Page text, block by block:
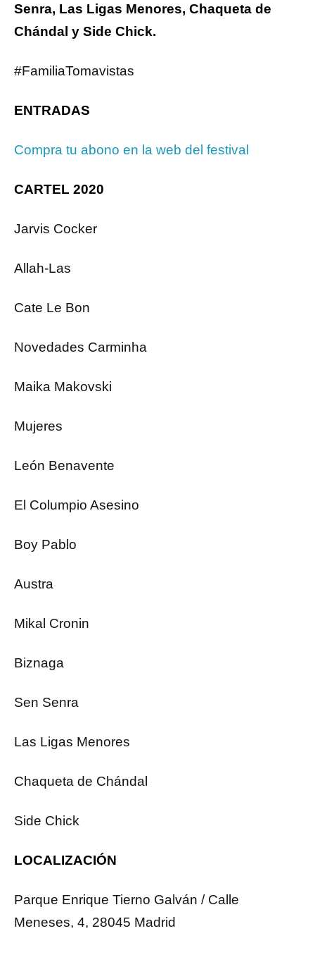
Senra, Las Ligas Menores, Chaqueta de
Chándal y Side Chick.
#FamiliaTomavistas
ENTRADAS
Compra tu abono en la web del festival
CARTEL 2020
Jarvis Cocker
Allah-Las
Cate Le Bon
Novedades Carminha
Maika Makovski
Mujeres
León Benavente
El Columpio Asesino
Boy Pablo
Austra
Mikal Cronin
Biznaga
Sen Senra
Las Ligas Menores
Chaqueta de Chándal
Side Chick
LOCALIZACIÓN
Parque Enrique Tierno Galván / Calle
Meneses, 4, 28045 Madrid